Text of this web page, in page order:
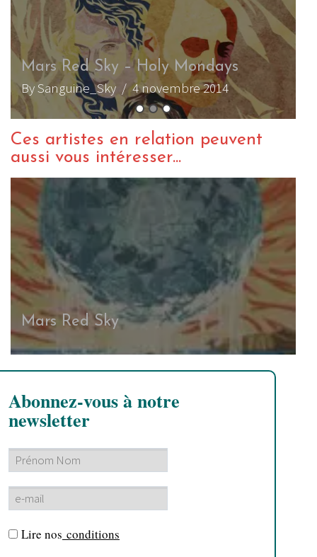
Ces artistes en relation peuvent
aussi vous intéresser...
Mars Red Sky
Abonnez-vous à notre
newsletter
Lire nos conditions